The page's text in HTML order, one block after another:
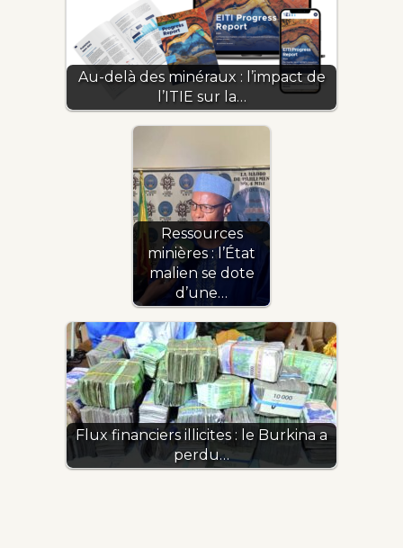
Au-delà des minéraux : l’impact de
l’ITIE sur la…
Ressources
minières : l’État
malien se dote
d’une…
Flux financiers illicites : le Burkina a
perdu…